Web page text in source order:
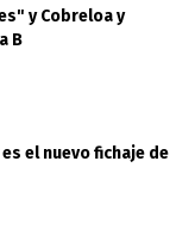
y Cobreloa y
B
el nuevo fichaje de